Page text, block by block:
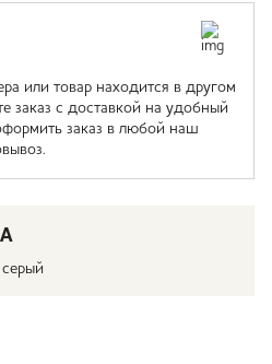
или товар находится в другом
заказ с доставкой на удобный
заказ в любой наш
серый